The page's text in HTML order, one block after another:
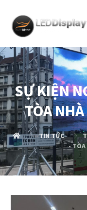
SỰ KIỆN
TÒA
TIN TỨC
- TÒA